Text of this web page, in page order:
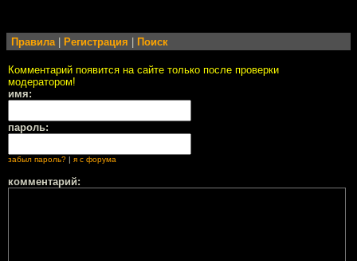
Правила| Регистрация Поиск
Комментарий появится на сайте только после проверки
модератором!
имя:
пароль:
забыл пароль? я с форума
комментарий: